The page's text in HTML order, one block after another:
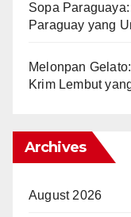
Sopa
Paraguay yang
Melonpan
Krim Lembut
Archives
August 2026